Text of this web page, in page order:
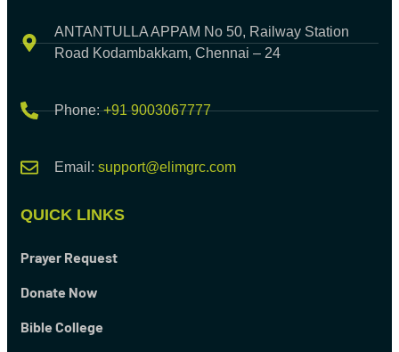
ANTANTULLA APPAM No 50, Railway Station
Road Kodambakkam, Chennai – 24
Phone:+91 9003067777
Email: support@elimgrc.com
QUICK LINKS
Prayer Request
Donate Now
Bible College